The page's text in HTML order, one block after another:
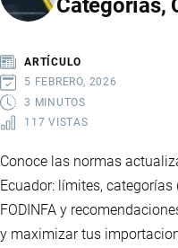
REQUISITOS,
GUÍA
PARA
IMPORTAR
VESTIR
Categorías,
ARTÍCULO
5 FEBRERO, 2026
3 MINUTOS
117 VISTAS
Conoce las normas
Ecuador: límites, categorías
FODINFA y
y maximizar tus